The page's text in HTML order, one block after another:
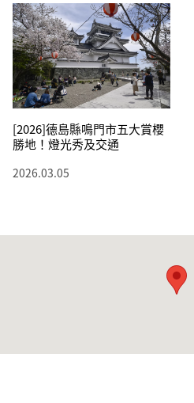
[2026]德島縣鳴門市五大賞櫻
勝地！燈光秀及交通
2026.03.05